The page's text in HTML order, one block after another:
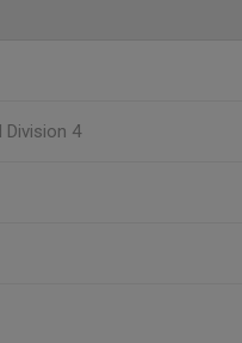
Division 4